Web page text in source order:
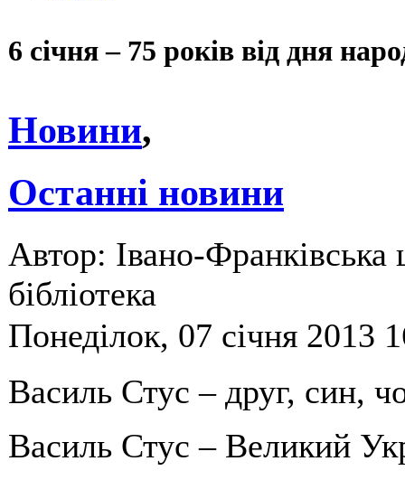
6 січня – 75 років від дня
Новини,
Останні новини
Автор: Івано-Франківська
бібліотека
Понеділок, 07 січня 2013
Василь Стус – друг, син,
Василь Стус – Великий